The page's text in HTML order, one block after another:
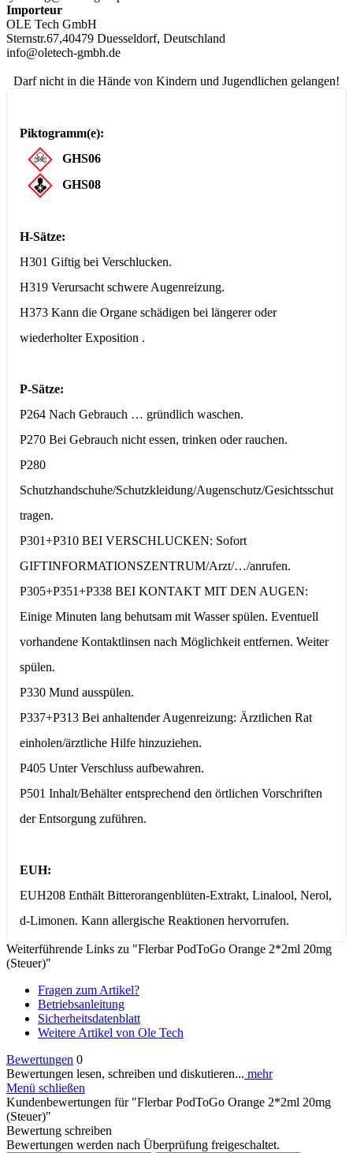
Importeur
OLE Tech GmbH
Sternstr.67,40479 Duesseldorf, Deutschland
info@oletech-gmbh.de
Darf nicht in die Hände von Kindern und Jugendlichen gelangen!
Piktogramm(e):
GHS06
GHS08
H-Sätze:
H301 Giftig bei Verschlucken.
H319 Verursacht schwere Augenreizung.
H373 Kann die Organe schädigen bei längerer oder
wiederholter Exposition .
P-Sätze:
P264 Nach Gebrauch … gründlich waschen.
P270 Bei Gebrauch nicht essen, trinken oder rauchen.
P280
Schutzhandschuhe/Schutzkleidung/Augenschutz/Gesichtsschutz
tragen.
P301+P310 BEI VERSCHLUCKEN: Sofort
GIFTINFORMATIONSZENTRUM/Arzt/…/anrufen.
P305+P351+P338 BEI KONTAKT MIT DEN AUGEN:
Einige Minuten lang behutsam mit Wasser spülen. Eventuell
vorhandene Kontaktlinsen nach Möglichkeit entfernen. Weiter
spülen.
P330 Mund ausspülen.
P337+P313 Bei anhaltender Augenreizung: Ärztlichen Rat
einholen/ärztliche Hilfe hinzuziehen.
P405 Unter Verschluss aufbewahren.
P501 Inhalt/Behälter entsprechend den örtlichen Vorschriften
der Entsorgung zuführen.
EUH:
EUH208 Enthält Bitterorangenblüten-Extrakt, Linalool, Nerol,
d-Limonen. Kann allergische Reaktionen hervorrufen.
Weiterführende Links zu "Flerbar PodToGo Orange 2*2ml 20mg
(Steuer)"
Fragen zum Artikel?
Betriebsanleitung
Sicherheitsdatenblatt
Weitere Artikel von Ole Tech
Bewertungen 0
Bewertungen lesen, schreiben und diskutieren... mehr
Menü schließen
Kundenbewertungen für "Flerbar PodToGo Orange 2*2ml 20mg
(Steuer)"
Bewertung schreiben
Bewertungen werden nach Überprüfung freigeschaltet.